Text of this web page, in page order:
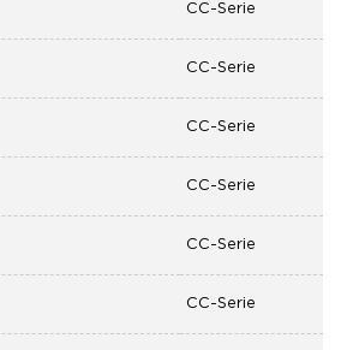
CC-Serie
CC-Serie
CC-Serie
CC-Serie
CC-Serie
CC-Serie